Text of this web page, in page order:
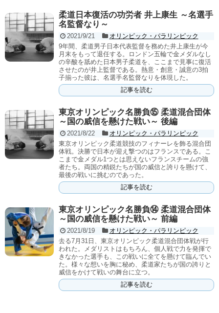
柔道日本復活の功労者 井上康生 ～名選手
名監督なり～
2021/9/21
オリンピック・パラリンピック
9年間、柔道男子日本代表監督を務めた井上康生が今
月末をもって退任する。ロンドン五輪で金メダルなし
の辛酸を舐めた日本男子柔道を、ここまで見事に復活
させたのが井上監督である。熱意・創意・誠意の3拍
子揃った彼は、名選手名監督なりを体現した。
記事を読む
東京オリンピック名勝負⑮ 柔道混合団体
～国の威信を懸けた戦い～ 後編
2021/8/22
オリンピック・パラリンピック
東京オリンピック柔道競技のフィナーレを飾る混合団
体戦。決勝で日本が迎え撃つのはフランスである。こ
こまで金メダル1つとは思えないフランスチームの強
者たち。両国の精鋭たちが国の威信と誇りを懸けて、
最後の戦いに挑むのであった。
記事を読む
東京オリンピック名勝負⑭ 柔道混合団体
～国の威信を懸けた戦い～ 前編
2021/8/19
オリンピック・パラリンピック
去る7月31日、東京オリンピック柔道混合団体戦が行
われた。メダリストはもちろん、個人戦で力を発揮で
きなかった選手も、この戦いに全てを懸けて臨んでい
た。様々な想いを胸に秘め、柔道家たちが国の誇りと
威信をかけて戦いの舞台に立つ。
記事を読む